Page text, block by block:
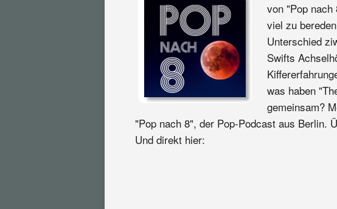
von "Pop
viel zu
Unterschied
Swifts
was haben
gemeinsam?
"Pop nach 8", der Pop-Podcast aus Berlin.
Und direkt hier: